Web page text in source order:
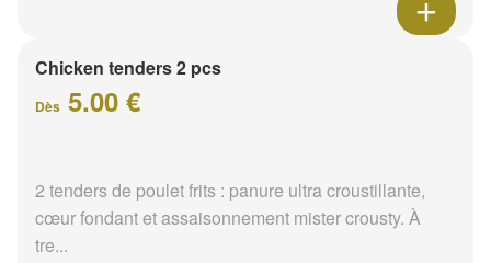
Chicken tenders 2 pcs
Dès 5.00 €
2 tenders de poulet frits : panure ultra croustillante,
cœur fondant et assaisonnement mister crousty. À
tre...